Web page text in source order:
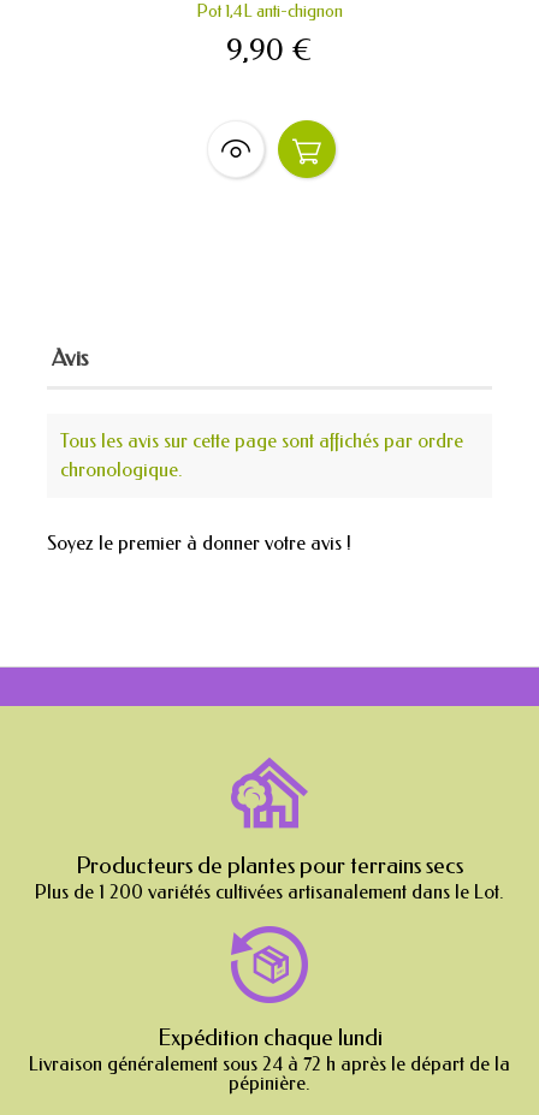
Pot 1,4L anti-chignon
9,90 €
Avis
Tous les avis sur cette page sont affichés par ordre
chronologique.
Soyez le premier à donner votre avis !
Producteurs de plantes pour terrains secs
Plus de 1 200 variétés cultivées artisanalement dans le Lot.
Expédition chaque lundi
Livraison généralement sous 24 à 72 h après le départ de la
pépinière.